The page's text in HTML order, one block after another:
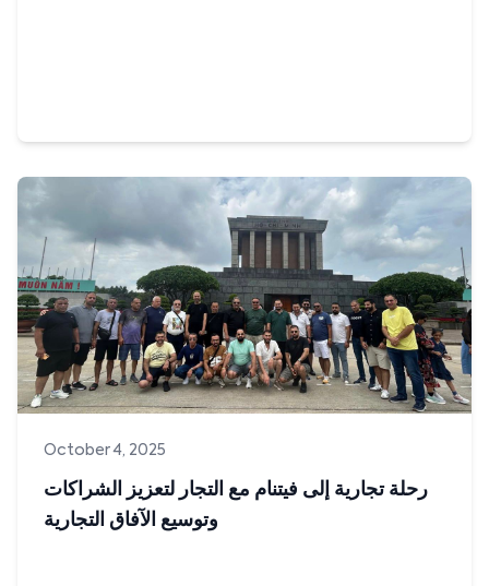
شاركت شركة التخصيص القابضة في قمة AUX التي أقيمت في
الصين بتاريخ 31/08/2025 بصفتها من شركاء AUX، حيث شكَل
هذا الحدث منصة...
Read more
October 4, 2025
رحلة تجارية إلى فيتنام مع التجار لتعزيز الشراكات
وتوسيع الآفاق التجارية